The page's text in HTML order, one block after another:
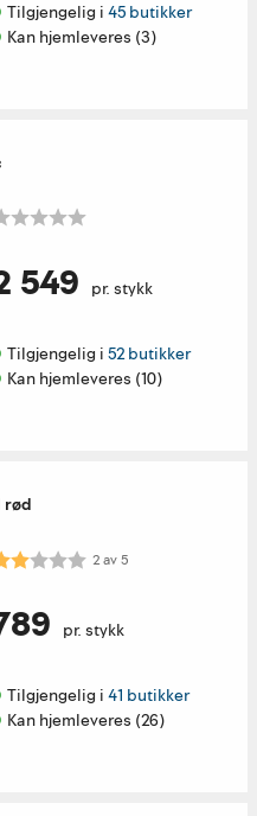
Tilgjengelig i 45 butikker
Kan hjemleveres (3)
549 pr. stykk
Tilgjengelig i 52 butikker
Kan hjemleveres (10)
rød
2.0 av 5 mulige
2av5
pr. stykk
Tilgjengelig i 41 butikker
Kan hjemleveres (26)